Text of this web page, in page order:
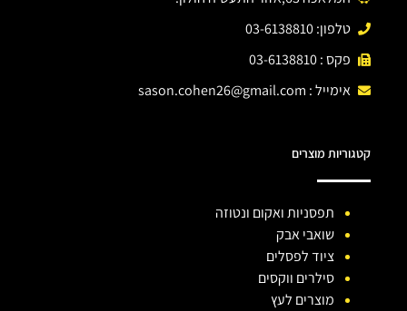
טלפון: 03-6138810
פקס : 03-6138810
אימייל : sason.cohen26@gmail.com
קטגוריות מוצרים
תפסניות ואקום ונטוזה
שואבי אבק
ציוד לפסלים
סילרים ווקסים
מוצרים לעץ